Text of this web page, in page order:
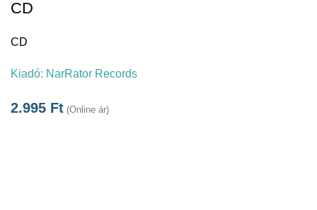
CD
CD
Kiadó: NarRator Records
2.995 Ft (Online ár)